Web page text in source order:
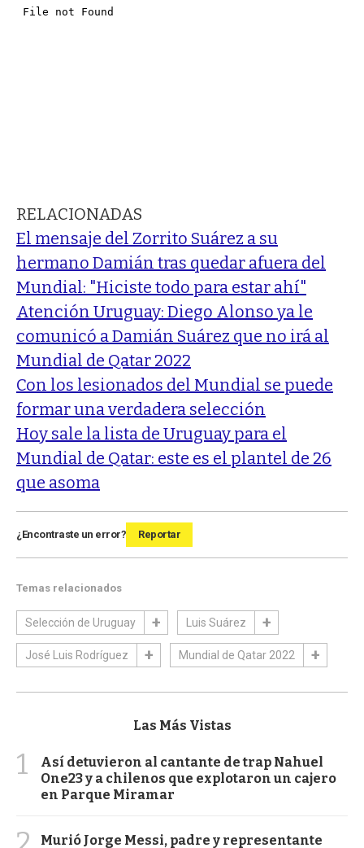
RELACIONADAS
El mensaje del Zorrito Suárez a su
hermano Damián tras quedar afuera del
Mundial: "Hiciste todo para estar ahí"
Atención Uruguay: Diego Alonso ya le
comunicó a Damián Suárez que no irá al
Mundial de Qatar 2022
Con los lesionados del Mundial se puede
formar una verdadera selección
Hoy sale la lista de Uruguay para el
Mundial de Qatar: este es el plantel de 26
que asoma
¿Encontraste un error? Reportar
Temas relacionados
Selección de Uruguay Luis Suárez
José Luis Rodríguez Mundial de Qatar 2022
Las Más Vistas
1
Así detuvieron al cantante de trap Nahuel
One23 y a chilenos que explotaron un cajero
en Parque Miramar
Murió Jorge Messi, padre y representante